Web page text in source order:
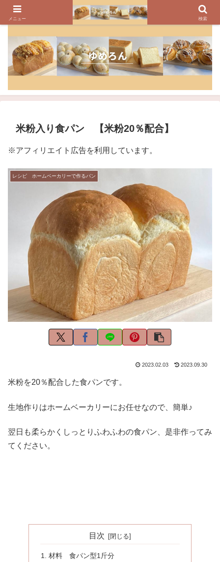
パンのレシピ、パン作りの疑問や美味しく焼けるコツを紹介しています
米粉入り食パン 【米粉20％配合】
※アフィリエイト広告を利用しています。
レシピ ホームベーカリーで作るパン
2023.02.03 2023.09.30
米粉を20％配合した食パンです。
生地作りはホームベーカリーにお任せなので、簡単♪
翌日も柔らかくしっとりふわふわの食パン、是非作ってみ
てください。
目次
材料 食パン型1斤分
メニュー 検索